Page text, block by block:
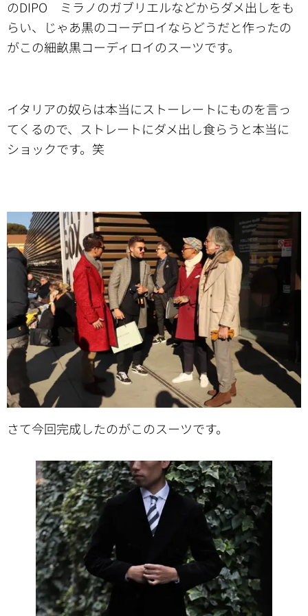
のDIPO ミラノのガブリエルなどからダメ出しをも
らい、じゃあ黒のコーデロイならどうだと作ったの
がこの細畝黒コーディロイのスーツです。
イタリアの奴らは本当にストーレートにものを言っ
てくるので、ストレートにダメ出し食らうと本当に
ショックです。笑
さて今回完成したのがこのスーツです。